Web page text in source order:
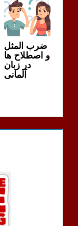
ضرب المثل
و اصطلاح ها
در زبان
آلمانی